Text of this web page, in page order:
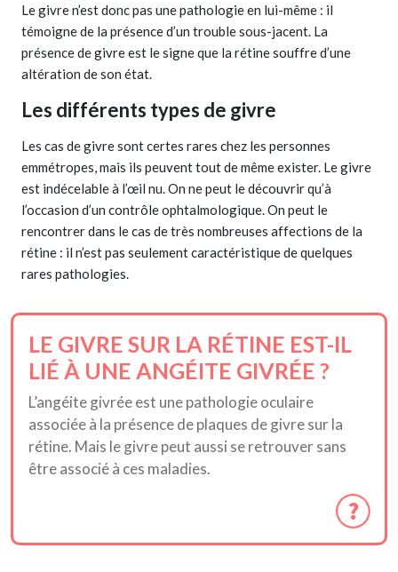
Le givre n’est donc pas une pathologie en lui-même : il
témoigne de la présence d’un trouble sous-jacent. La
présence de givre est le signe que la rétine souffre d’une
altération de son état.
Les différents types de givre
Les cas de givresont certes rares chez les personnes
emmétropes, mais ils peuvent tout de même exister. Le givre
est indécelable à l’œil nu. On ne peut le découvrir qu’à
l’occasion d’un contrôle ophtalmologique. On peut le
rencontrer dans le cas de très nombreuses affections de la
rétine : il n’est pas seulement caractéristique de quelques
rares pathologies.
LE GIVRE SUR LA RÉTINE EST-IL
LIÉ À UNE ANGÉITE GIVRÉE ?
L’angéite givrée est une pathologie oculaire
associée à la présence de plaques de givre sur la
rétine. Mais le givre peut aussi se retrouver sans
être associé à ces maladies.